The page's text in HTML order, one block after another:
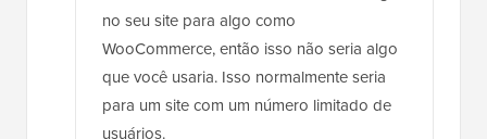
no seu site para algo como
WooCommerce, então isso não seria algo
que você usaria. Isso normalmente seria
para um site com um número limitado de
usuários.